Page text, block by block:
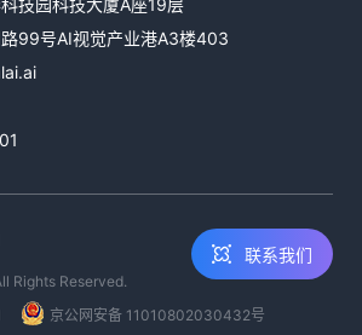
技园科技大厦A座19层
99号AI视觉产业港A3楼403
Rights Reserved.
京公网安备 11010802030432号
联系我们
邮件咨询
contact@realai.ai